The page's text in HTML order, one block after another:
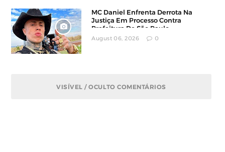
MC Daniel Enfrenta Derrota Na
Justiça Em Processo Contra
Prefeitura De São Paulo
August 06, 2026 0
VISÍVEL / OCULTO COMENTÁRIOS